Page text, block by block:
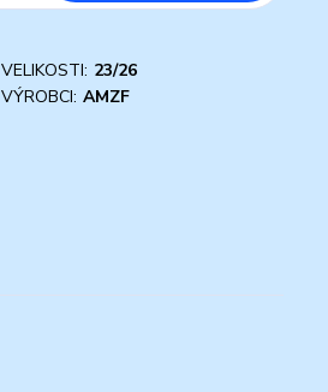
VELIKOSTI: 23/26
VÝROBCI: AMZF